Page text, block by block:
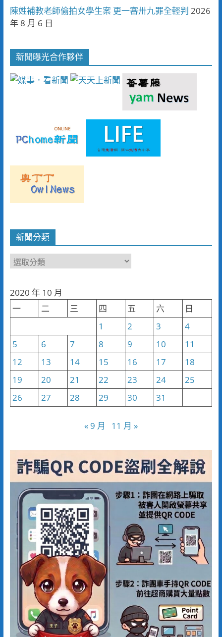
陳姓補教老師偷拍女學生案 更一審卅九罪全輕判 2026
年 8 月 6 日
新聞曝光合作夥伴
新聞分類
新
類
2020 年 10 月
一
二 三 四 五 六
日
1
2 3
4
5
6 7 8 9 10
11
12
13 14 15 16 17
18
19
20 21 22 23 24
25
26
27 28 29 30 31
« 9 月 11 月 »